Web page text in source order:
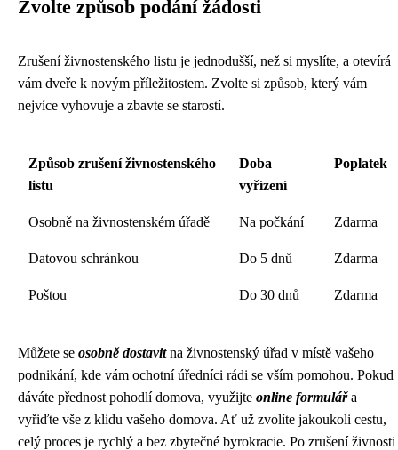
Zvolte způsob podání žádosti
Zrušení živnostenského listu je jednodušší, než si myslíte, a otevírá
vám dveře k novým příležitostem. Zvolte si způsob, který vám
nejvíce vyhovuje a zbavte se starostí.
Způsob zrušení živnostenského
listu
Doba
vyřízení
Poplatek
Osobně na živnostenském úřadě Na počkání Zdarma
Datovou schránkou Do 5 dnů Zdarma
Poštou Do 30 dnů Zdarma
Můžete se osobně dostavitna živnostenský úřad v místě vašeho
podnikání, kde vám ochotní úředníci rádi se vším pomohou. Pokud
dáváte přednost pohodlí domova, využijte online formulářa
vyřiďte vše z klidu vašeho domova. Ať už zvolíte jakoukoli cestu,
celý proces je rychlý a bez zbytečné byrokracie. Po zrušení živnosti